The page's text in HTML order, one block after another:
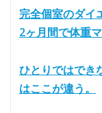
完全個室のダ
2ヶ月間で体重
ひとりではでき
はここが違う。